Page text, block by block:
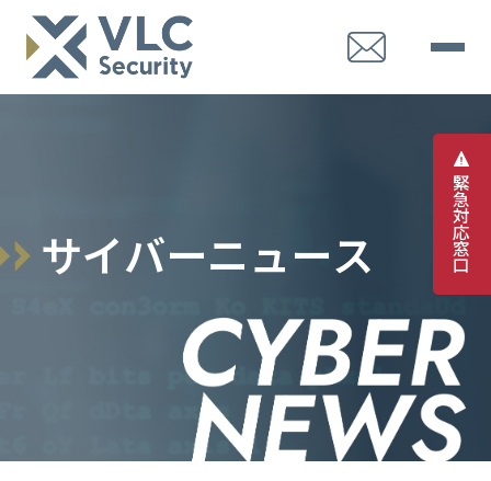
緊
急
対
応
窓
口
サイバーニュース